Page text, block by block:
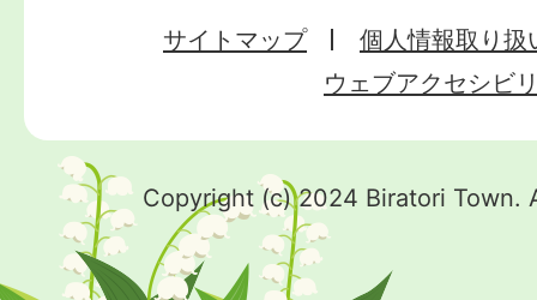
サイトマップ
個人情報取り扱
ウェブアクセシビ
Copyright (c) 2024 Biratori Town.